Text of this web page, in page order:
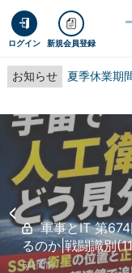
ログイン 新規会員登録
お知らせ 夏季休業期
<
軍事とIT 第674回 宇宙では人工衛星をどう見分け
るのか|戦闘識別
5時間前